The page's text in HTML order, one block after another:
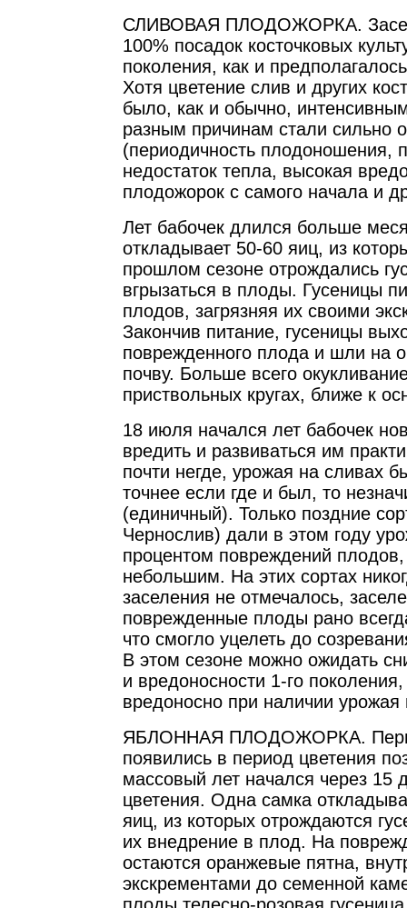
СЛИВОВАЯ ПЛОДОЖОРКА.
100% посадок косточковых
поколения, как и
Хотя цветение слив и других
было, как и обычно,
разным причинам стали сильно
(периодичность плодоношения,
недостаток тепла, высокая
плодожорок с самого начала и
Лет бабочек длился больше
откладывает 50-60 яиц, из
прошлом сезоне отрождались
вгрызаться в плоды. Гусеницы
плодов, загрязняя их своими
Закончив питание, гусеницы
поврежденного плода и шли на
почву. Больше всего
приствольных кругах, ближе к
18 июля начался лет бабочек
вредить и развиваться им
почти негде, урожая на сливах
точнее если где и был, то
(единичный). Только поздние
Чернослив) дали в этом году
процентом повреждений
небольшим. На этих сортах
заселения не отмечалось,
поврежденные плоды рано
что смогло уцелеть до
В этом сезоне можно ожидать
и вредоносности 1-го
вредоносно при наличии урожая
ЯБЛОННАЯ ПЛОДОЖОРКА.
появились в период цветения
массовый лет начался через 15
цветения. Одна самка
яиц, из которых отрождаются
их внедрение в плод. На
остаются оранжевые пятна,
экскрементами до семенной